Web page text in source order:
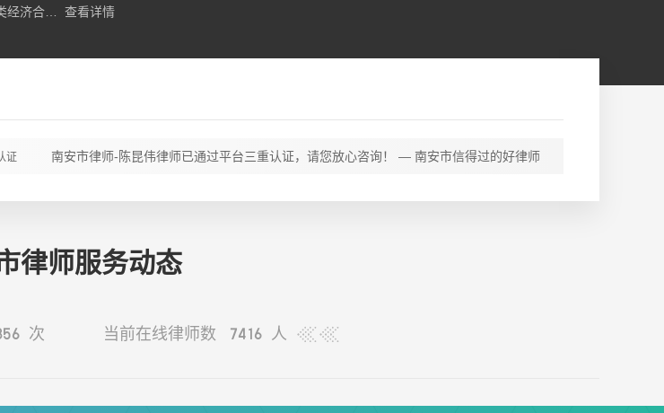
济合同
查看详情
证 南安市律师-陈昆伟律师已通过平台三重认证，请您放心咨询！ — 南安市信得过的好律师
律师服务动态
次 当前在线律师数 7416 人